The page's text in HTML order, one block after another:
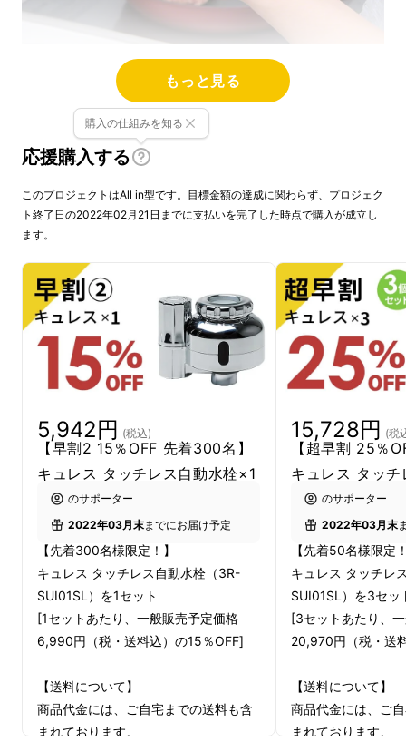
あなたはどう思われるでしょうか。
少しだけ私の話を聞いてください。
今日の夕飯のメニューはハンバーグでした。
主人と子供たちの好きな牛と豚の合いびき肉を
買ってきて、
手ごねのハンバーグを作っていたんです。
ハンバーグを家族分こね終わった後、
私は手を洗おうと蛇口に手を伸ばしかけまし
もっと見る
応援購入する
購入の仕組みを知る
このプロジェクトはAll in型です。目標金額の達成に関わらず、プロジェク
ト終了日の2022年02月21日までに支払いを完了した時点で購入が成立し
ます。
5,942円 (税込)
【早割2 15％OFF 先着300名】
キュレス タッチレス自動水栓×1
のサポーター
2022年03月末までにお届け予定
【先着300名様限定！】
キュレス タッチレス自動水栓（3R-
SUI01SL）を1セット
[1セットあたり、一般販売予定価格
6,990円（税・送料込）の15％OFF]
【送料について】
商品代金には、ご自宅までの送料も含
まれております。
15,728円 (税
【超早割 25％
キュレス タッ
のサポーター
2022年03月末
【先着50名様限定
キュレス タッチレ
SUI01SL）を3セッ
[3セットあたり、
20,970円（税・送
【送料について】
商品代金には、ご
まれております。